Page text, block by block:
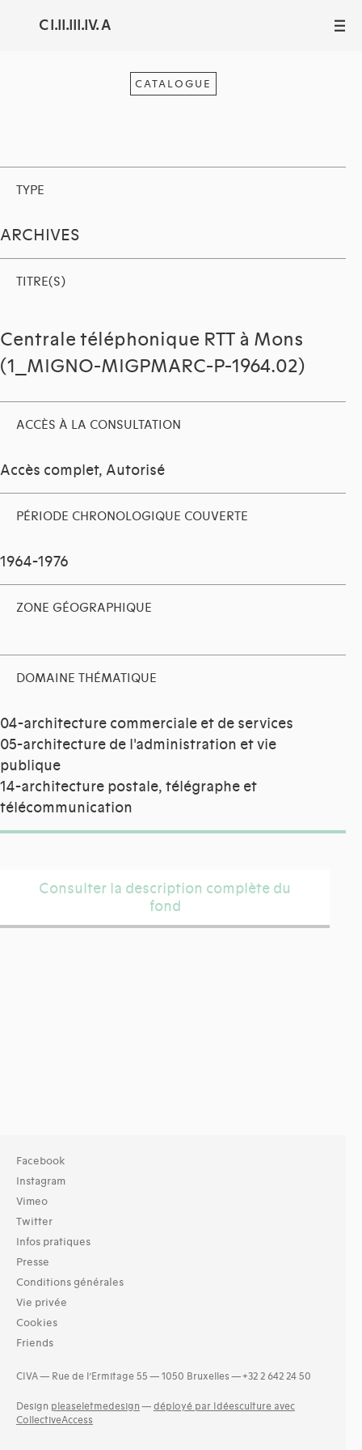
C I.II.III.IV. A III
CATALOGUE
TYPE
ARCHIVES
TITRE(S)
Centrale téléphonique RTT à Mons
(1_MIGNO-MIGPMARC-P-1964.02)
ACCÈS À LA CONSULTATION
Accès complet, Autorisé
PÉRIODE CHRONOLOGIQUE COUVERTE
1964-1976
ZONE GÉOGRAPHIQUE
DOMAINE THÉMATIQUE
04-architecture commerciale et de services
05-architecture de l'administration et vie
publique
14-architecture postale, télégraphe et
télécommunication
Consulter la description complète du
fond
Facebook
Instagram
Vimeo
Twitter
Infos pratiques
Presse
Conditions générales
Vie privée
Cookies
Friends
CIVA — Rue de l’Ermitage 55 — 1050 Bruxelles — +32 2 642 24 50
Design pleaseletmedesign — déployé par Idéesculture avec
CollectiveAccess